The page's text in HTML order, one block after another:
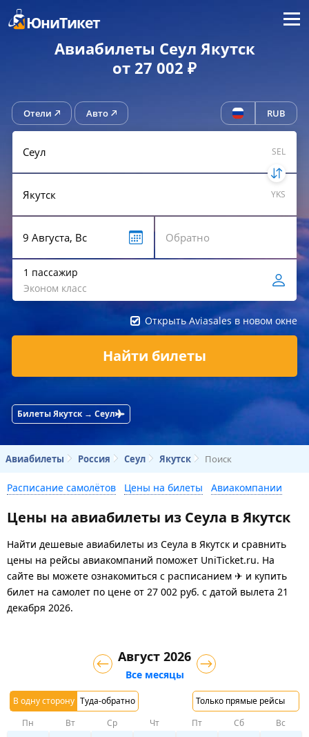
ЮниТикет Меню
Авиабилеты Сеул Якутск
от 27 002 ₽
Отели Авто RUB
SEL
YKS
1 пассажир
Эконом класс
Открыть Aviasales в новом окне
Найти билеты
Билеты Якутск → Сеул
Авиабилеты Россия Сеул Якутск Поиск
Расписание самолётов Цены на билеты Авиакомпании
Цены на авиабилеты из Сеула в Якутск
Найти дешевые авиабилеты из Сеула в Якутск и сравнить
цены на рейсы авиакомпаний поможет UniTicket.ru. На
сайте вы можете ознакомиться с расписанием ✈ и купить
билет на самолет по цене от 27 002 руб. с датой вылета 21
декабря 2026.
В одну сторону Туда-обратно Только прямые рейсы
Август 2026
Все месяцы
Пн Вт Ср Чт Пт Сб Вс